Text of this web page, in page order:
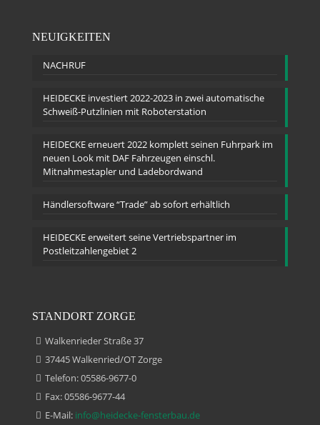
NEUIGKEITEN
NACHRUF
HEIDECKE investiert 2022-2023 in zwei automatische
Schweiß-Putzlinien mit Roboterstation
HEIDECKE erneuert 2022 komplett seinen Fuhrpark im
neuen Look mit DAF Fahrzeugen einschl.
Mitnahmestapler und Ladebordwand
Händlersoftware “Trade” ab sofort erhältlich
HEIDECKE erweitert seine Vertriebspartner im
Postleitzahlengebiet 2
STANDORT ZORGE
Walkenrieder Straße 37
37445 Walkenried/OT Zorge
Telefon: 05586-9677-0
Fax: 05586-9677-44
E-Mail: info@heidecke-fensterbau.de